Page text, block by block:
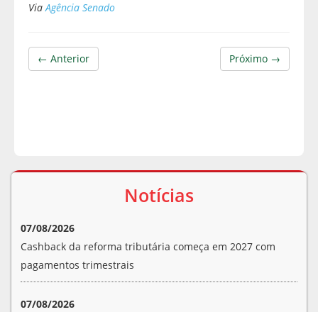
ViaAgência Senado
Próximo →
← Anterior
Notícias
07/08/2026
Cashback da reforma tributária começa em 2027 com
pagamentos trimestrais
07/08/2026